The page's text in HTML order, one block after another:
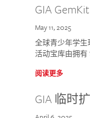
GIA
May 11, 2025
全球青少年学
活动宝库由拥有
阅读更多
GIA 临时